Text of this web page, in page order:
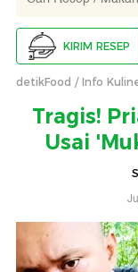
KIRIM RESEP
detikFood Info
Tragis!
Usai